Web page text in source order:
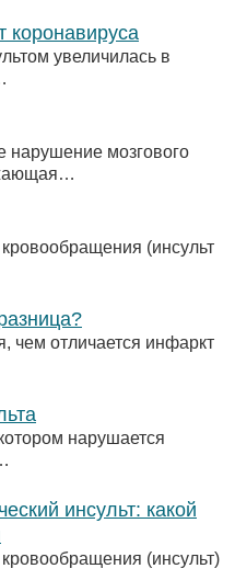
коронавируса
увеличилась в
нарушение мозгового
(инсульт
чем отличается инфаркт
нарушается
инсульт: какой
(инсульт)